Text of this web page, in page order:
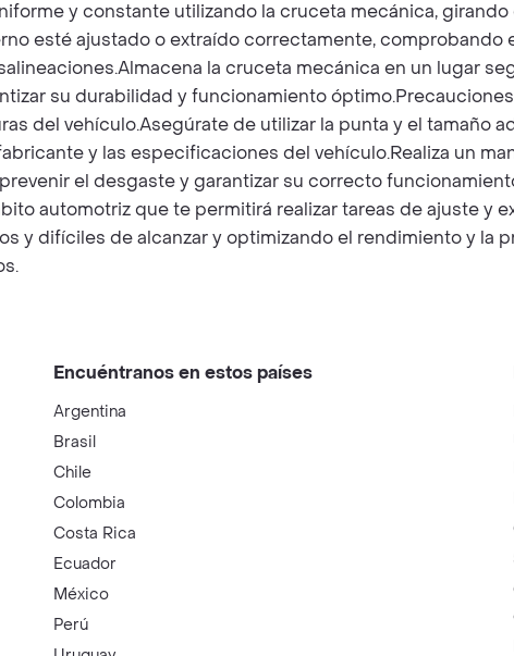
y constante utilizando la cruceta mecánica,
esté ajustado o extraído correctamente,
la cruceta mecánica en un lugar
su durabilidad y funcionamiento
del vehículo.Asegúrate de utilizar la punta y el tamaño
y las especificaciones del vehículo.Realiza un
el desgaste y garantizar su correcto
automotriz que te permitirá realizar tareas de ajuste
y difíciles de alcanzar y optimizando el rendimiento y la
Encuéntranos en estos países
Argentina
Brasil
Chile
Colombia
Costa Rica
Ecuador
México
Perú